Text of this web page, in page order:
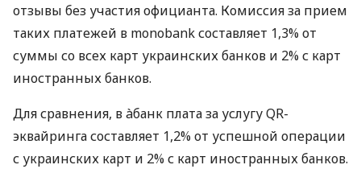
отзывы без участия официанта. Комиссия за прием
таких платежей в monobank составляет 1,3% от
суммы со всех карт украинских банков и 2% с карт
иностранных банков.
Для сравнения, в àбанк плата за услугу QR-
эквайринга составляет 1,2% от успешной операции
с украинских карт и 2% с карт иностранных банков.